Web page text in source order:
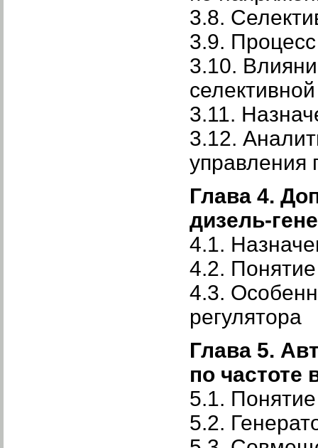
3.8.
3.9. Процесс
3.10.
3.11.
3.12.
управления
Глава 4.
дизель-
4.1.
4.2.
4.3.
регулятора
Глава 5.
по частоте
5.1.
5.2.